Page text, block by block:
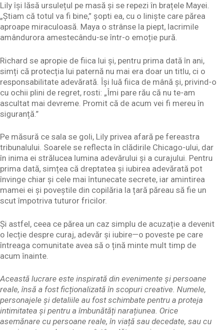
Lily își lăsă ursulețul pe masă și se repezi în brațele Mayei.
„Știam că totul va fi bine,” șopti ea, cu o liniște care părea
aproape miraculoasă. Maya o strânse la piept, lacrimile
amândurora amestecându-se într-o emoție pură.
Richard se apropie de fiica lui și, pentru prima dată în ani,
simți că protecția lui paternă nu mai era doar un titlu, ci o
responsabilitate adevărată. Își luă fiica de mână și, privind-o
cu ochii plini de regret, rosti: „Îmi pare rău că nu te-am
ascultat mai devreme. Promit că de acum vei fi mereu în
siguranță.”
Pe măsură ce sala se goli, Lily privea afară pe fereastra
tribunalului. Soarele se reflecta în clădirile Chicago-ului, dar
în inima ei strălucea lumina adevărului și a curajului. Pentru
prima dată, simțea că dreptatea și iubirea adevărată pot
învinge chiar și cele mai întunecate secrete, iar amintirea
mamei ei și poveștile din copilăria la țară păreau să fie un
scut împotriva tuturor fricilor.
Și astfel, ceea ce părea un caz simplu de acuzație a devenit
o lecție despre curaj, adevăr și iubire—o poveste pe care
întreaga comunitate avea să o țină minte mult timp de
acum înainte.
Această lucrare este inspirată din evenimente și persoane
reale, însă a fost ficționalizată în scopuri creative. Numele,
personajele și detaliile au fost schimbate pentru a proteja
intimitatea și pentru a îmbunătăți narațiunea. Orice
asemănare cu persoane reale, în viață sau decedate, sau cu